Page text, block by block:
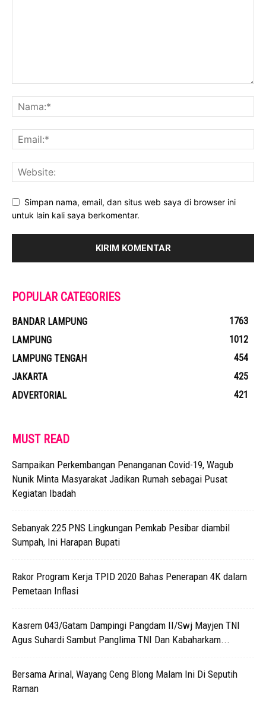
Simpan nama, email, dan situs web saya di browser ini
untuk lain kali saya berkomentar.
POPULAR CATEGORIES
BANDAR LAMPUNG
1763
LAMPUNG
1012
LAMPUNG TENGAH
454
JAKARTA
425
ADVERTORIAL
421
MUST READ
Sampaikan Perkembangan Penanganan Covid-19, Wagub
Nunik Minta Masyarakat Jadikan Rumah sebagai Pusat
Kegiatan Ibadah
Sebanyak 225 PNS Lingkungan Pemkab Pesibar diambil
Sumpah, Ini Harapan Bupati
Rakor Program Kerja TPID 2020 Bahas Penerapan 4K dalam
Pemetaan Inflasi
Kasrem 043/Gatam Dampingi Pangdam II/Swj Mayjen TNI
Agus Suhardi Sambut Panglima TNI Dan Kabaharkam...
Bersama Arinal, Wayang Ceng Blong Malam Ini Di Seputih
Raman